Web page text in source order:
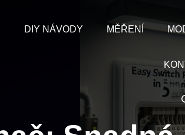
DIY NÁVODY MĚŘENÍ